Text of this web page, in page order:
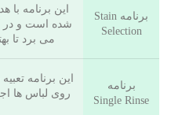
برنامه Stain
Selection
این برنامه
شده است و در
می برد تا
برنامه
Single Rinse
این برنامه
روی لباس ها